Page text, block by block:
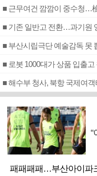
■ 근무여건 깜깜이 중수청…
■ 기존 일반고 전환…과기원
■ 부산시립극단 예술감독 못
■ 로봇 1000대가 상품 입출
■ 해수부 청사, 북항 국제여
“
패패패패…부산아이파